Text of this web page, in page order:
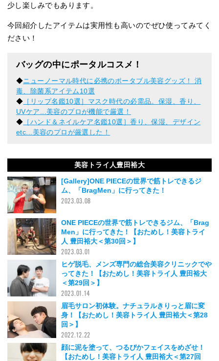
少し楽しみでもあります。
今回紹介したアイテムは実用性も高いのでぜひ使ってみてく
ださい！
バッグの中にポータルコスメ！
◆ニューノーマル時代に必携のポータブル美容グッズ！ 消
毒、除菌系アイテム10選
◆ ［リップ名鑑10選］マスク時代の必需品。保湿、香り、
UVケア...美容のプロが機能で厳選！
◆ ［ハンド＆ネイルケア名鑑10選］香り、保湿、デザイン
etc...美容のプロが厳選した！
美容トライ人豊田裕大
[Gallery]ONE PIECEの世界で筋トレできるジ
ム、「BragMen」に行ってきた！
2023.03.08
ONE PIECEの世界で筋トレできるジム、「Brag
Men」に行ってきた！【おためし！美容トライ
人 豊田裕大＜第30回＞】
2023.03.01
ヒゲ脱毛、メンズ専門の総合美容クリニックでや
ってきた！【おためし！美容トライ人 豊田裕大
＜第29回＞】
2023.01.14
眉毛サロン初体験。ナチュラルきりっと眉に変
身！【おためし！美容トライ人 豊田裕大＜第28
回＞】
2022.12.22
顔に泥を塗って、つるぴかフェイスをめざせ！
【おためし！美容トライ人 豊田裕大＜第27回